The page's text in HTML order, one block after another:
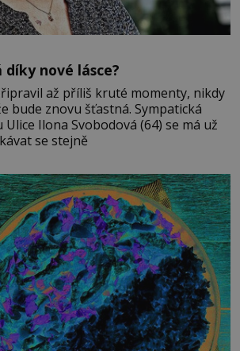
díky nové lásce?
až příliš kruté momenty, nikdy
znovu šťastná. Sympatická
Ilona Svobodová (64) se má už
se stejně